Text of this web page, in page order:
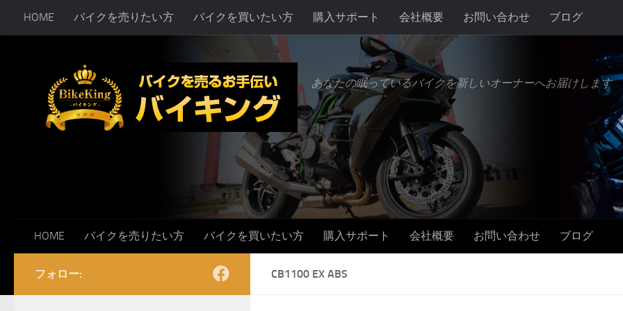
コンテンツへスキップ
HOME バイクを売りたい方 バイクを買いたい方 購入サポート 会社概要 お問い合わせ ブログ
あなたの眠っているバイクを新しいオーナーへお届けします
HOME バイクを売りたい方 バイクを買いたい方 購入サポート 会社概要 お問い合わせ ブログ
CB1100 EX ABS
フォロー: